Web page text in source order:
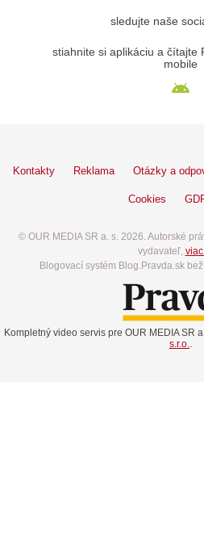
sledujte naše
stiahnite si aplikáciu a čítajte
mobile
Kontakty Reklama Otázky a
Cookies
© OUR MEDIA SR a. s. 2026. Autorské
vydavateľ,
Blogovací systém Blog.Pravda.sk
Kompletný video servis pre OUR MEDIA SR
s.r.o..